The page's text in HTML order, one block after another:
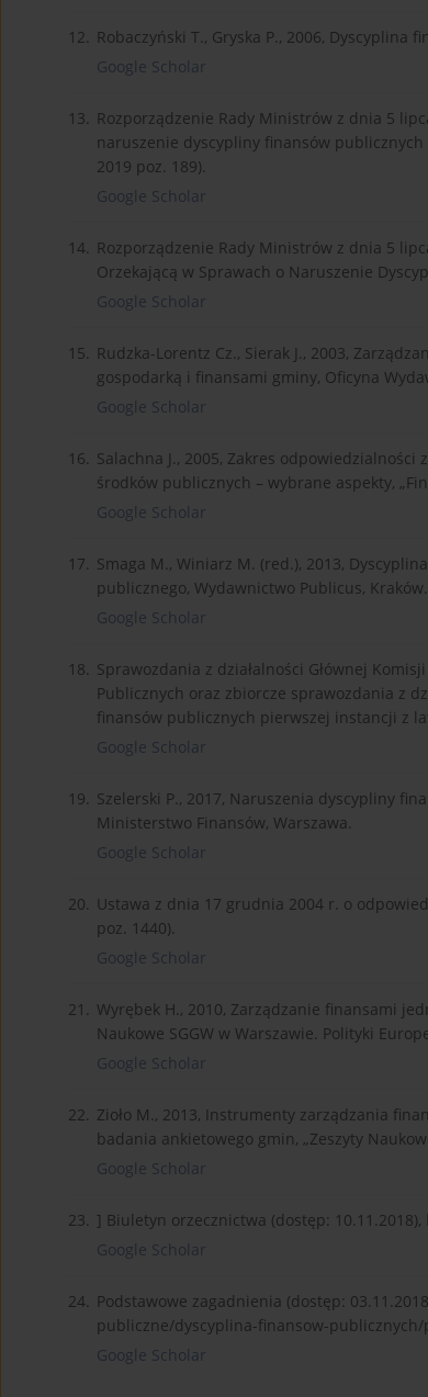
12. Robaczyński T., Gryska P., 2006, Dyscyplina
Google Scholar
13. Rozporządzenie Rady Ministrów z dnia 5
naruszenie dyscypliny finansów publicznych
2019 poz. 189).
Google Scholar
14. Rozporządzenie Rady Ministrów z dnia 5
Orzekającą w Sprawach o Naruszenie
Google Scholar
15. Rudzka-Lorentz Cz., Sierak J., 2003,
gospodarką i finansami gminy, Oficyna
Google Scholar
16. Salachna J., 2005, Zakres
środków publicznych – wybrane aspekty,
Google Scholar
17. Smaga M., Winiarz M. (red.), 2013,
publicznego, Wydawnictwo Publicus, Kraków.
Google Scholar
18. Sprawozdania z działalności Głównej
Publicznych oraz zbiorcze sprawozdania z
finansów publicznych pierwszej instancji z
Google Scholar
19. Szelerski P., 2017, Naruszenia dyscypliny
Ministerstwo Finansów, Warszawa.
Google Scholar
20. Ustawa z dnia 17 grudnia 2004 r. o
poz. 1440).
Google Scholar
21. Wyrębek H., 2010, Zarządzanie finansami
Naukowe SGGW w Warszawie. Polityki
Google Scholar
22. Zioło M., 2013, Instrumenty zarządzania
badania ankietowego gmin, „Zeszyty
Google Scholar
23. ] Biuletyn orzecznictwa (dostęp: 10.11.2018),
Google Scholar
24. Podstawowe zagadnienia (dostęp:
publiczne/dyscyplina-finansow-
Google Scholar